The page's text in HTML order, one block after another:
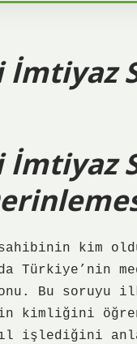
İmtiyaz
İmtiyaz
kim
Türkiye’nin
Bu soruyu
kimliğini
işlediğini